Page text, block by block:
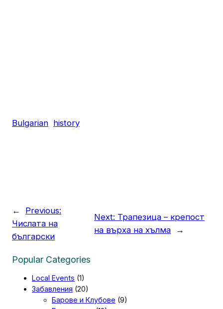
Bulgarian history
←
Previous:
Числата на
български
Next: Трапезица – крепост
на върха на хълма
→
Popular Categories
Local Events (1)
Забавления (20)
Барове и Клубове (9)